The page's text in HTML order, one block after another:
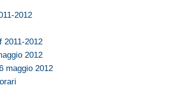
2012
2011-2012
2012
maggio 2012